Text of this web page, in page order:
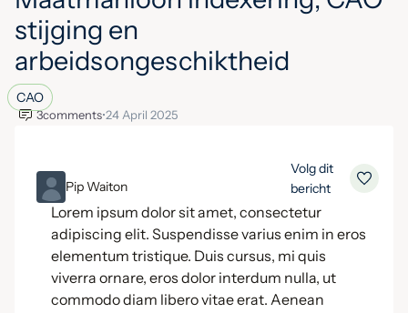
stijging en
arbeidsongeschiktheid
CAO
3comments•24 April 2025
ML Pip Waiton
Volg dit
bericht
Lorem ipsum dolor sit amet, consectetur
adipiscing elit. Suspendisse varius enim in eros
elementum tristique. Duis cursus, mi quis
viverra ornare, eros dolor interdum nulla, ut
commodo diam libero vitae erat. Aenean